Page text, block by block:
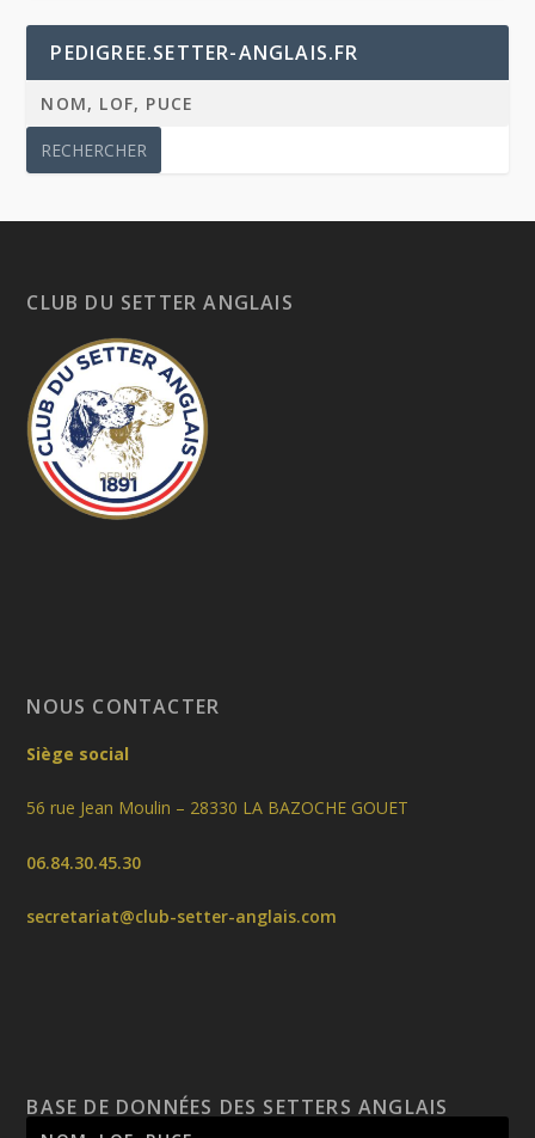
PEDIGREE.SETTER-ANGLAIS.FR
CLUB DU SETTER ANGLAIS
NOUS CONTACTER
Siège social
56 rue Jean Moulin – 28330 LA BAZOCHE GOUET
06.84.30.45.30
secretariat@club-setter-anglais.com
BASE DE DONNÉES DES SETTERS ANGLAIS